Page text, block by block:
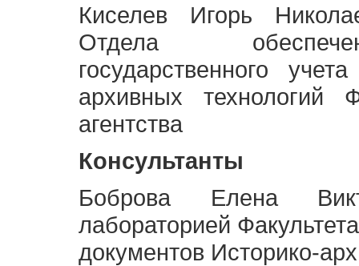
Киселев Игорь
Отдела
государственного
архивных технологий
агентства
Консультанты
Боброва Елена
лабораторией
документов Историко-